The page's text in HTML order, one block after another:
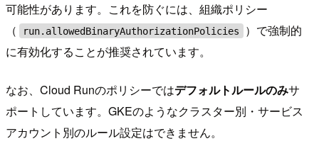
可能性があります。これを防ぐには、組織ポリシー
（
run.allowedBinaryAuthorizationPolicies
）で強制的
に有効化することが推奨されています。
なお、Cloud Runのポリシーではデフォルトルールのみサ
ポートしています。GKEのようなクラスター別・サービス
アカウント別のルール設定はできません。